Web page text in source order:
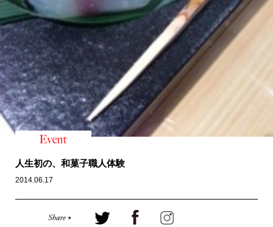
人生初の、和菓子職人体験
2014.06.17